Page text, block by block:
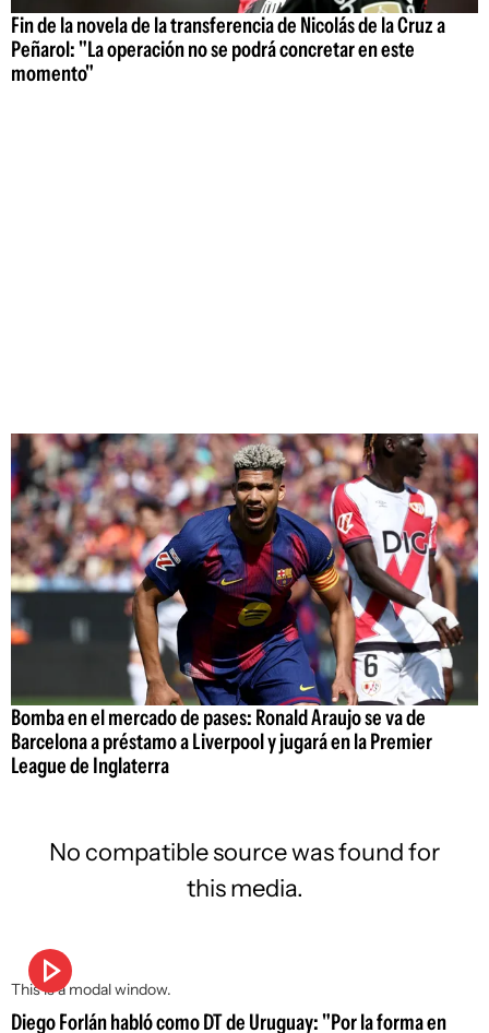
Fin de la novela de la transferencia de Nicolás de la Cruz a
Peñarol: "La operación no se podrá concretar en este
momento"
Bomba en el mercado de pases: Ronald Araujo se va de
Barcelona a préstamo a Liverpool y jugará en la Premier
League de Inglaterra
This is a modal window.
No compatible source was found for
this media.
Diego Forlán habló como DT de Uruguay: "Por la forma en